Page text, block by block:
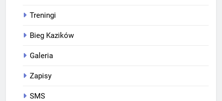
Treningi
Bieg Kazików
Galeria
Zapisy
SMS